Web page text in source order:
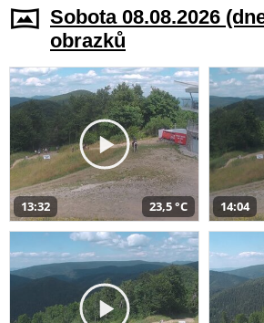
Sobota 08.08.2026
obrazků
13:32 23,5 °C 14:04